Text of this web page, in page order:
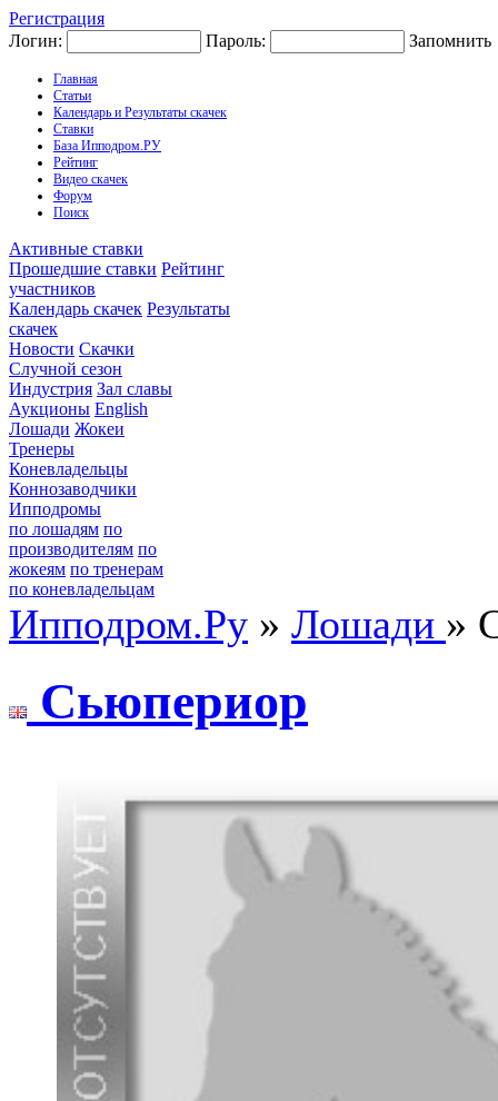
Регистрация
Логин:
Пароль: Запомнить
Главная
Статьи
Календарь и Результаты скачек
Ставки
База Ипподром.РУ
Рейтинг
Видео скачек
Форум
Поиск
Активные ставки
Прошедшие ставки Рейтинг
участников
Календарь скачек Результаты
скачек
Новости Скачки
Случной сезон
Индустрия Зал славы
Аукционы English
Лошади Жокеи
Тренеры
Коневладельцы
Коннозаводчики
Ипподромы
по лошадям по
производителям по
жокеям по тренерам
по коневладельцам
Ипподром.Ру » Лошади »
Cьюпеpиоp